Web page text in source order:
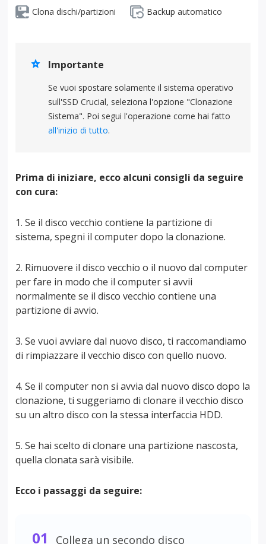
Clona dischi/partizioni Backup automatico
 Importante
Se vuoi spostare solamente il sistema operativo
sull'SSD Crucial, seleziona l'opzione "Clonazione
Sistema". Poi segui l'operazione come hai fatto
all'inizio di tutto.
Prima di iniziare, ecco alcuni consigli da seguire
con cura:
1. Se il disco vecchio contiene la partizione di
sistema, spegni il computer dopo la clonazione.
2. Rimuovere il disco vecchio o il nuovo dal computer
per fare in modo che il computer si avvii
normalmente se il disco vecchio contiene una
partizione di avvio.
3. Se vuoi avviare dal nuovo disco, ti raccomandiamo
di rimpiazzare il vecchio disco con quello nuovo.
4. Se il computer non si avvia dal nuovo disco dopo la
clonazione, ti suggeriamo di clonare il vecchio disco
su un altro disco con la stessa interfaccia HDD.
5. Se hai scelto di clonare una partizione nascosta,
quella clonata sarà visibile.
Ecco i passaggi da seguire:
01
Collega un secondo disco